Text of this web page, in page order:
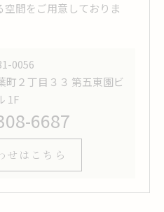
間をご用意しておりま
0056
町２丁目３３ 第五東園ビ
1F
6687
せはこちら